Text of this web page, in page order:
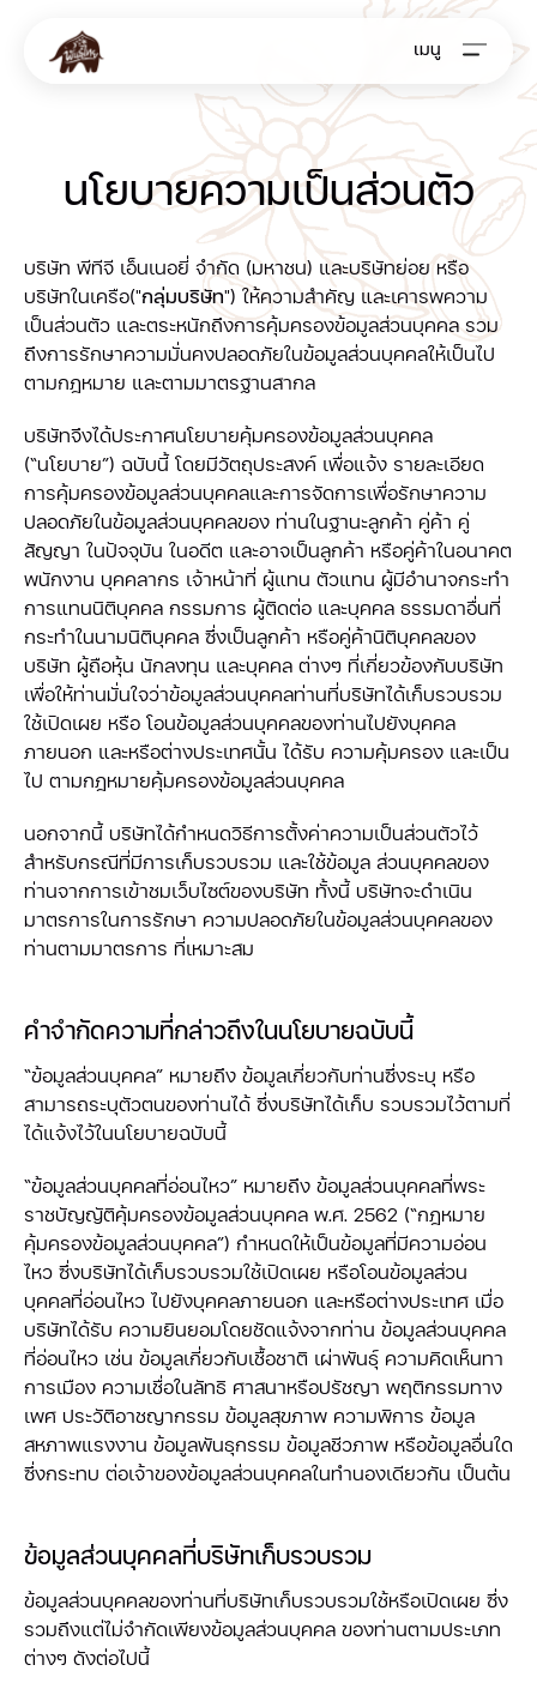
เมนู
นโยบายความเป็นส่วนตัว
บริษัท พีทีจี เอ็นเนอยี่ จำกัด (มหาชน) และบริษัทย่อย หรือ
บริษัทในเครือ("กลุ่มบริษัท") ให้ความสำคัญ และเคารพความ
เป็นส่วนตัว และตระหนักถึงการคุ้มครองข้อมูลส่วนบุคคล รวม
ถึงการรักษาความมั่นคงปลอดภัยในข้อมูลส่วนบุคคลให้เป็นไป
ตามกฎหมาย และตามมาตรฐานสากล
บริษัทจึงได้ประกาศนโยบายคุ้มครองข้อมูลส่วนบุคคล
(“นโยบาย”) ฉบับนี้ โดยมีวัตถุประสงค์ เพื่อแจ้ง รายละเอียด
การคุ้มครองข้อมูลส่วนบุคคลและการจัดการเพื่อรักษาความ
ปลอดภัยในข้อมูลส่วนบุคคลของ ท่านในฐานะลูกค้า คู่ค้า คู่
สัญญา ในปัจจุบัน ในอดีต และอาจเป็นลูกค้า หรือคู่ค้าในอนาคต
พนักงาน บุคคลากร เจ้าหน้าที่ ผู้แทน ตัวแทน ผู้มีอำนาจกระทำ
การแทนนิติบุคคล กรรมการ ผู้ติดต่อ และบุคคล ธรรมดาอื่นที่
กระทำในนามนิติบุคคล ซึ่งเป็นลูกค้า หรือคู่ค้านิติบุคคลของ
บริษัท ผู้ถือหุ้น นักลงทุน และบุคคล ต่างๆ ที่เกี่ยวข้องกับบริษัท
เพื่อให้ท่านมั่นใจว่าข้อมูลส่วนบุคคลท่านที่บริษัทได้เก็บรวบรวม
ใช้เปิดเผย หรือ โอนข้อมูลส่วนบุคคลของท่านไปยังบุคคล
ภายนอก และหรือต่างประเทศนั้น ได้รับ ความคุ้มครอง และเป็น
ไป ตามกฎหมายคุ้มครองข้อมูลส่วนบุคคล
นอกจากนี้ บริษัทได้กำหนดวิธีการตั้งค่าความเป็นส่วนตัวไว้
สำหรับกรณีที่มีการเก็บรวบรวม และใช้ข้อมูล ส่วนบุคคลของ
ท่านจากการเข้าชมเว็บไซต์ของบริษัท ทั้งนี้ บริษัทจะดำเนิน
มาตรการในการรักษา ความปลอดภัยในข้อมูลส่วนบุคคลของ
ท่านตามมาตรการ ที่เหมาะสม
คำจำกัดความที่กล่าวถึงในนโยบายฉบับนี้
“ข้อมูลส่วนบุคคล” หมายถึง ข้อมูลเกี่ยวกับท่านซึ่งระบุ หรือ
สามารถระบุตัวตนของท่านได้ ซึ่งบริษัทได้เก็บ รวบรวมไว้ตามที่
ได้แจ้งไว้ในนโยบายฉบับนี้
“ข้อมูลส่วนบุคคลที่อ่อนไหว” หมายถึง ข้อมูลส่วนบุคคลที่พระ
ราชบัญญัติคุ้มครองข้อมูลส่วนบุคคล พ.ศ. 2562 (“กฎหมาย
คุ้มครองข้อมูลส่วนบุคคล”) กำหนดให้เป็นข้อมูลที่มีความอ่อน
ไหว ซึ่งบริษัทได้เก็บรวบรวมใช้เปิดเผย หรือโอนข้อมูลส่วน
บุคคลที่อ่อนไหว ไปยังบุคคลภายนอก และหรือต่างประเทศ เมื่อ
บริษัทได้รับ ความยินยอมโดยชัดแจ้งจากท่าน ข้อมูลส่วนบุคคล
ที่อ่อนไหว เช่น ข้อมูลเกี่ยวกับเชื้อชาติ เผ่าพันธุ์ ความคิดเห็นทา
การเมือง ความเชื่อในลัทธิ ศาสนาหรือปรัชญา พฤติกรรมทาง
เพศ ประวัติอาชญากรรม ข้อมูลสุขภาพ ความพิการ ข้อมูล
สหภาพแรงงาน ข้อมูลพันธุกรรม ข้อมูลชีวภาพ หรือข้อมูลอื่นใด
ซึ่งกระทบ ต่อเจ้าของข้อมูลส่วนบุคคลในทำนองเดียวกัน เป็นต้น
ข้อมูลส่วนบุคคลที่บริษัทเก็บรวบรวม
ข้อมูลส่วนบุคคลของท่านที่บริษัทเก็บรวบรวมใช้หรือเปิดเผย ซึ่ง
รวมถึงแต่ไม่จำกัดเพียงข้อมูลส่วนบุคคล ของท่านตามประเภท
ต่างๆ ดังต่อไปนี้